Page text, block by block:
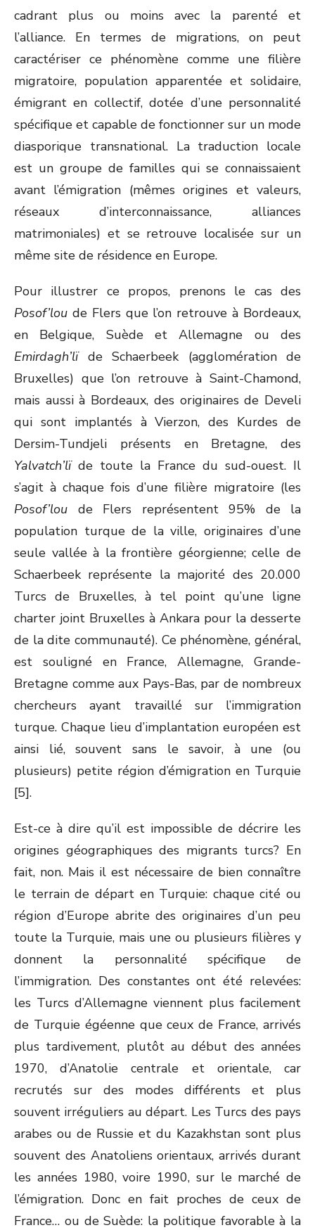
cadrant plus ou moins avec la parenté et
l’alliance. En termes de migrations, on peut
caractériser ce phénomène comme une filière
migratoire, population apparentée et solidaire,
émigrant en collectif, dotée d’une personnalité
spécifique et capable de fonctionner sur un mode
diasporique transnational. La traduction locale
est un groupe de familles qui se connaissaient
avant l’émigration (mêmes origines et valeurs,
réseaux d’interconnaissance, alliances
matrimoniales) et se retrouve localisée sur un
même site de résidence en Europe.
Pour illustrer ce propos, prenons le cas des
Posof’lou de Flers que l’on retrouve à Bordeaux,
en Belgique, Suède et Allemagne ou des
Emirdagh’lïde Schaerbeek (agglomération de
Bruxelles) que l’on retrouve à Saint-Chamond,
mais aussi à Bordeaux, des originaires de Develi
qui sont implantés à Vierzon, des Kurdes de
Dersim-Tundjeli présents en Bretagne, des
Yalvatch’lïde toute la France du sud-ouest. Il
s’agit à chaque fois d’une filière migratoire (les
Posof’lou de Flers représentent 95% de la
population turque de la ville, originaires d’une
seule vallée à la frontière géorgienne; celle de
Schaerbeek représente la majorité des 20.000
Turcs de Bruxelles, à tel point qu’une ligne
charter joint Bruxelles à Ankara pour la desserte
de la dite communauté). Ce phénomène, général,
est souligné en France, Allemagne, Grande-
Bretagne comme aux Pays-Bas, par de nombreux
chercheurs ayant travaillé sur l’immigration
turque. Chaque lieu d’implantation européen est
ainsi lié, souvent sans le savoir, à une (ou
plusieurs) petite région d’émigration en Turquie
[5].
Est-ce à dire qu’il est impossible de décrire les
origines géographiques des migrants turcs? En
fait, non. Mais il est nécessaire de bien connaître
le terrain de départ en Turquie: chaque cité ou
région d’Europe abrite des originaires d’un peu
toute la Turquie, mais une ou plusieurs filières y
donnent la personnalité spécifique de
l’immigration. Des constantes ont été relevées:
les Turcs d’Allemagne viennent plus facilement
de Turquie égéenne que ceux de France, arrivés
plus tardivement, plutôt au début des années
1970, d’Anatolie centrale et orientale, car
recrutés sur des modes différents et plus
souvent irréguliers au départ. Les Turcs des pays
arabes ou de Russie et du Kazakhstan sont plus
souvent des Anatoliens orientaux, arrivés durant
les années 1980, voire 1990, sur le marché de
l’émigration. Donc en fait proches de ceux de
France… ou de Suède: la politique favorable à la